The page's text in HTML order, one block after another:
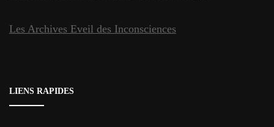
Les Archives Eveil des Inconsciences
LIENS RAPIDES